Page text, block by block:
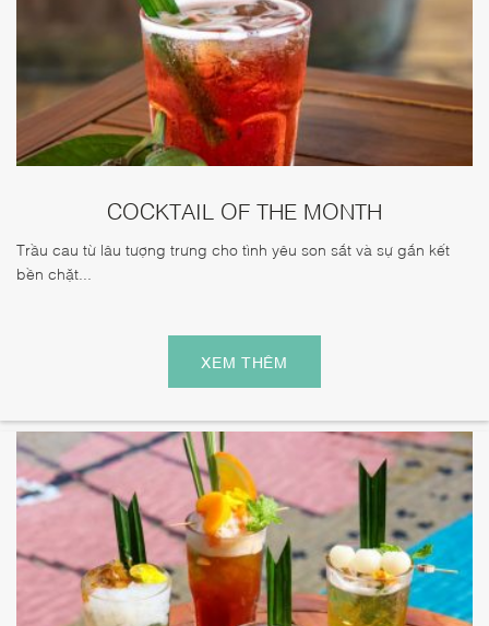
COCKTAIL OF THE MONTH
Trầu cau từ lâu tượng trưng cho tình yêu son sắt và sự gắn kết
bền chặt...
XEM THÊM